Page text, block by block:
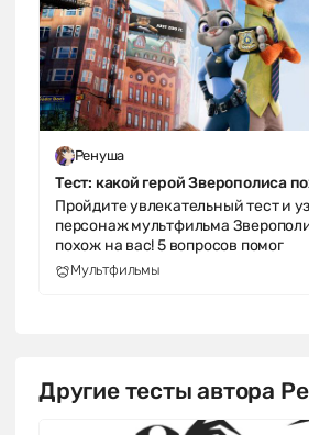
Ренуша
Тест: какой герой Зверополиса
Пройдите увлекательный тест и
персонаж мультфильма
похож на вас! 5 вопросов помог
Мультфильмы
Другие тесты автора